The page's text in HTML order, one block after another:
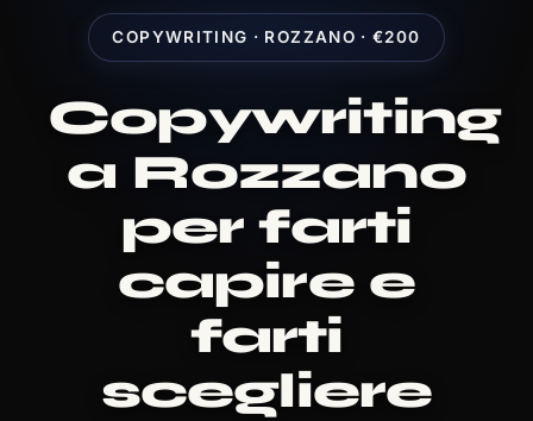
COPYWRITING · ROZZANO · €200
Copywriting
a Rozzano
per farti
capire e
farti
scegliere